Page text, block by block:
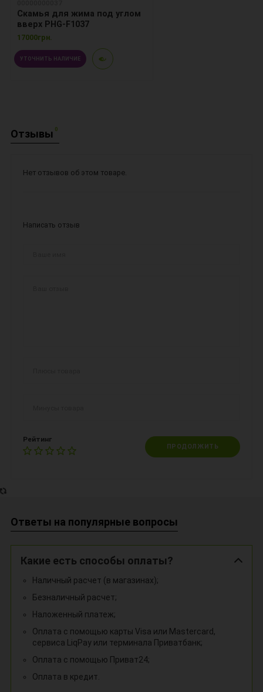
Скамья для жима под углом
вверх PHG-F1037
17000грн.
УТОЧНИТЬ НАЛИЧИЕ
Отзывы 0
Нет отзывов об этом товаре.
Написать отзыв
Рейтинг
ПРОДОЛЖИТЬ
Ответы на популярные вопросы
Какие есть способы оплаты?
Наличный расчет (в магазинах);
Безналичный расчет;
Наложенный платеж;
Оплата с помощью карты Visa или Mastercard,
сервиса LiqPay или терминала Приватбанк;
Оплата с помощью Приват24;
Оплата в кредит.